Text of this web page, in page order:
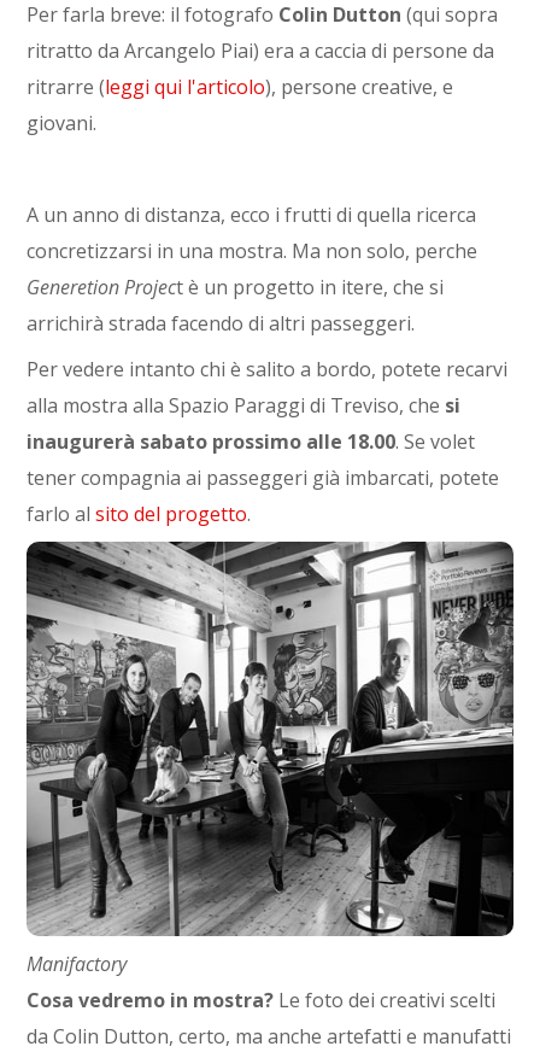
Per farla breve: il fotografo Colin Dutton (qui sopra
ritratto da Arcangelo Piai) era a caccia di persone da
ritrarre (leggi qui l'articolo), persone creative, e
giovani.
A un anno di distanza, ecco i frutti di quella ricerca
concretizzarsi in una mostra. Ma non solo, perche
Generetion Project è un progetto in itere, che si
arrichirà strada facendo di altri passeggeri.
Per vedere intanto chi è salito a bordo, potete recarvi
alla mostra alla Spazio Paraggi di Treviso, che si
inaugurerà sabato prossimo alle 18.00. Se volet
tener compagnia ai passeggeri già imbarcati, potete
farlo alsito del progetto.
Manifactory
Cosa vedremo in mostra? Le foto dei creativi scelti
da Colin Dutton, certo, ma anche artefatti e manufatti